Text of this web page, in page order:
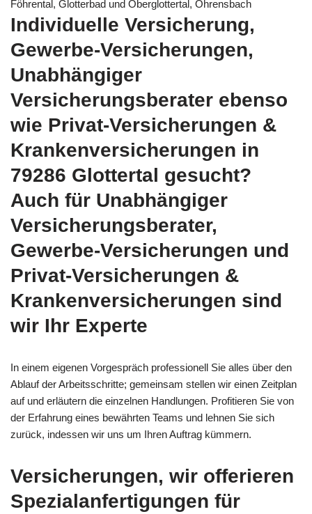
Föhrental, Glotterbad und Oberglottertal, Ohrensbach
Individuelle Versicherung,
Gewerbe-Versicherungen,
Unabhängiger
Versicherungsberater ebenso
wie Privat-Versicherungen &
Krankenversicherungen in
79286 Glottertal gesucht?
Auch für Unabhängiger
Versicherungsberater,
Gewerbe-Versicherungen und
Privat-Versicherungen &
Krankenversicherungen sind
wir Ihr Experte
In einem eigenen Vorgespräch professionell Sie alles über den
Ablauf der Arbeitsschritte; gemeinsam stellen wir einen Zeitplan
auf und erläutern die einzelnen Handlungen. Profitieren Sie von
der Erfahrung eines bewährten Teams und lehnen Sie sich
zurück, indessen wir uns um Ihren Auftrag kümmern.
Versicherungen, wir offerieren
Spezialanfertigungen für